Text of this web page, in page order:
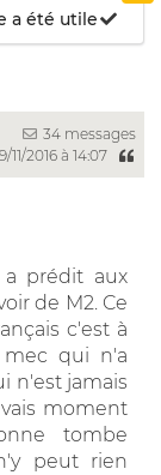
a été utile
34 messages
11/2016 à 14:07
a prédit aux
de M2. Ce
c'est à
qui n'a
n'est jamais
moment
tombe
peut rien